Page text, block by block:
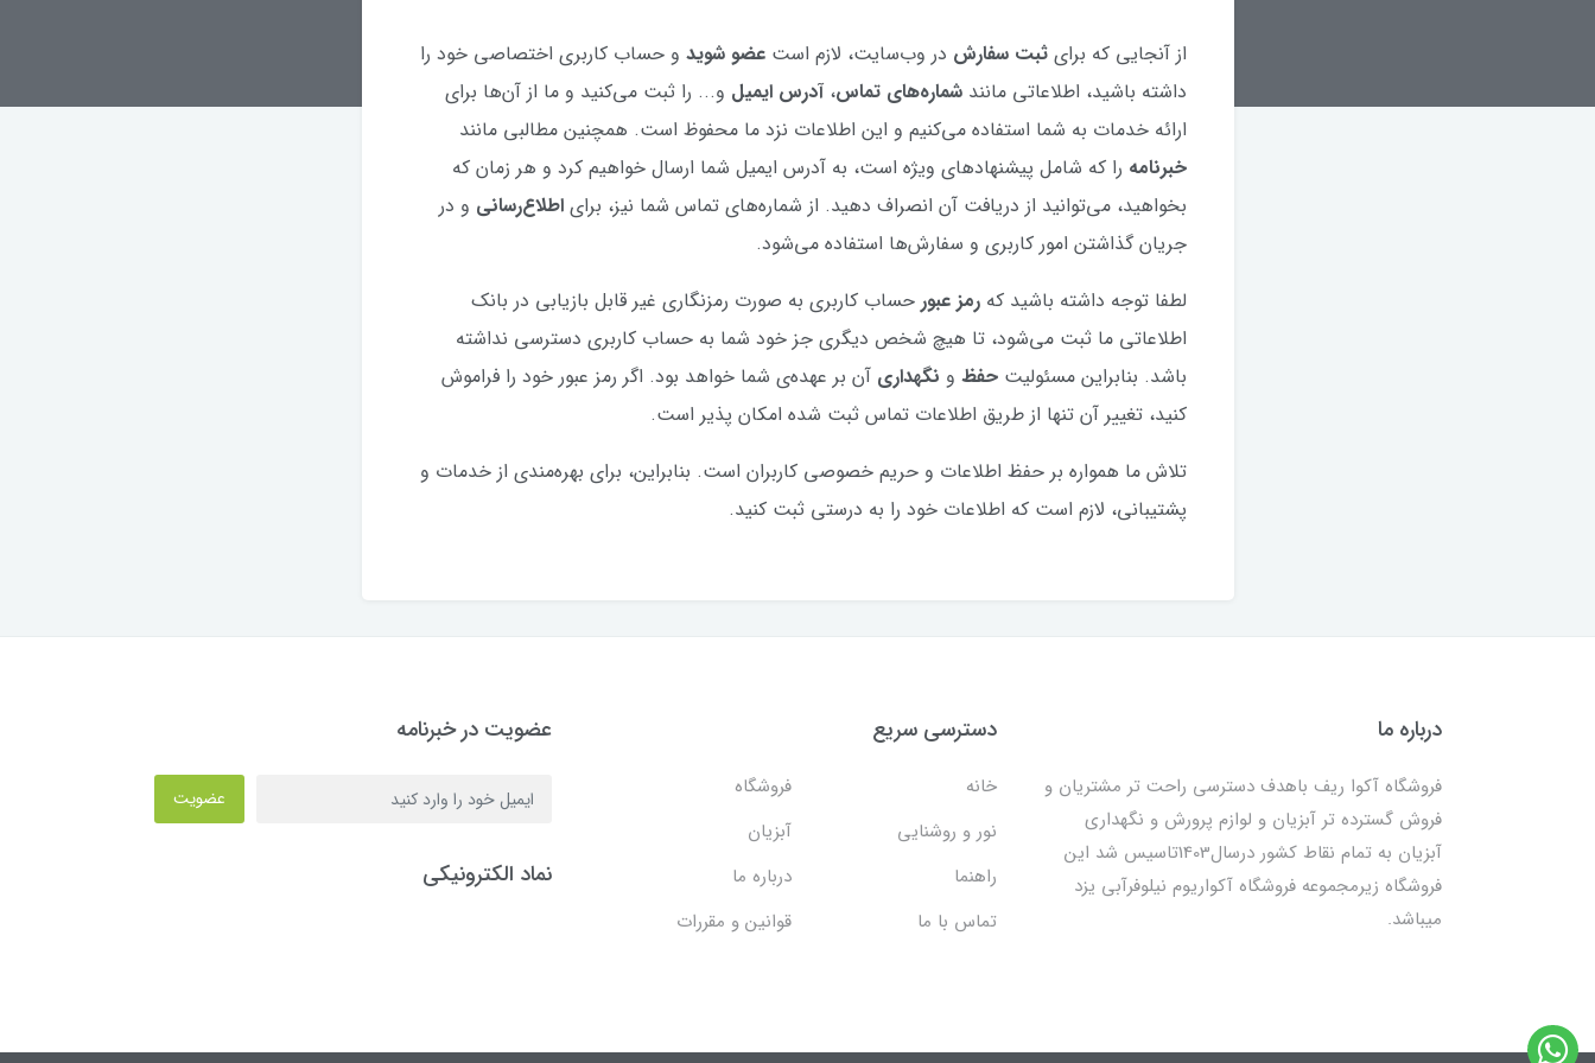
از آنجایی که برایثبت سفارش در وب‌سایت، لازم استعضو شوید و حساب کاربری اختصاصی خود را
داشته باشید، اطلاعاتی مانندشماره‌های تماس،آدرس ایمیل و... را ثبت می‌کنید و ما از آن‌ها برای
ارائه خدمات به شما استفاده می‌کنیم و این اطلاعات نزد ما محفوظ است. همچنین مطالبی مانند
خبرنامه را که شامل پیشنهادهای ویژه است، به آدرس ایمیل شما ارسال خواهیم کرد و هر زمان که
بخواهید، می‌توانید از دریافت آن انصراف دهید. از شماره‌های تماس شما نیز، برایاطلاع‌رسانی و در
جریان گذاشتن امور کاربری و سفارش‌ها استفاده می‌شود.
لطفا توجه داشته باشید کهرمز عبور حساب کاربری به صورت رمزنگاری غیر قابل بازیابی در بانک
اطلاعاتی ما ثبت می‌شود، تا هیچ شخص دیگری جز خود شما به حساب کاربری دسترسی نداشته
باشد. بنابراین مسئولیتحفظ و نگهداری آن بر عهده‌ی شما خواهد بود. اگر رمز عبور خود را فراموش
کنید، تغییر آن تنها از طریق اطلاعات تماس ثبت شده امکان پذیر است.
تلاش ما همواره بر حفظ اطلاعات و حریم خصوصی کاربران است. بنابراین، برای بهره‌مندی از خدمات و
پشتیبانی، لازم است که اطلاعات خود را به درستی ثبت کنید.
درباره ما
فروشگاه آکوا ریف باهدف دسترسی راحت تر مشتریان و
فروش گسترده تر آبزیان و لوازم پرورش و نگهداری
آبزیان به تمام نقاط کشور درسال1403تاسیس شد این
فروشگاه زیرمجموعه فروشگاه آکواریوم نیلوفرآبی یزد
میباشد.
دسترسی سریع
خانه
فروشگاه
نور و روشنایی
آبزیان
راهنما
درباره ما
تماس با ما
قوانین و مقررات
عضویت در خبرنامه
عضویت
نماد الکترونیکی